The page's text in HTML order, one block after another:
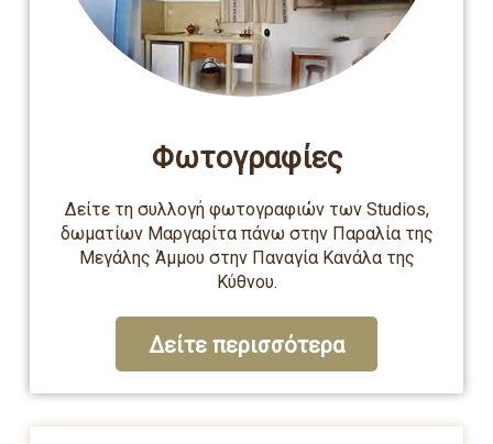
Φωτογραφίες
Δείτε τη συλλογή φωτογραφιών των Studios,
δωματίων Μαργαρίτα πάνω στην Παραλία της
Μεγάλης Άμμου στην Παναγία Κανάλα της
Κύθνου.
Δείτε περισσότερα